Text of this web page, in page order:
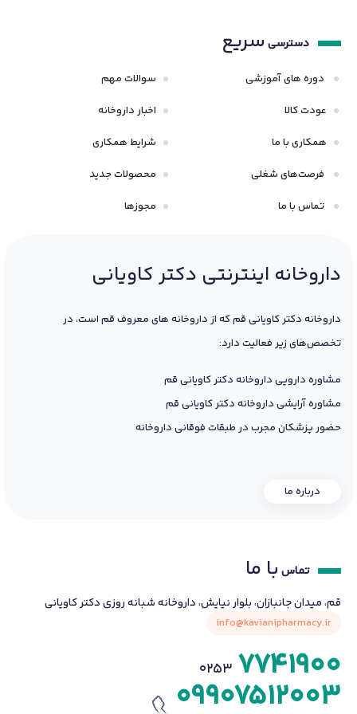
دسترسی سریع
دوره های آموزشی
عودت کالا
همکاری با ما
فرصت‌های شغلی
تماس با ما
سوالات مهم
اخبار داروخانه
شرایط همکاری
محصولات جدید
مجوزها
داروخانه اینترنتی دکتر کاویانی
داروخانه دکتر کاویانی قم که از داروخانه های معروف قم است، در
تخصص‌های زیر فعالیت دارد:
مشاوره دارویی داروخانه دکتر کاویانی قم
مشاوره آرایشی داروخانه دکتر کاویانی قم
حضور پزشکان مجرب در طبقات فوقانی داروخانه
درباره ما
تماس با ما
قم، میدان جانبازان، بلوار نیایش، داروخانه شبانه روزی دکتر کاویانی
info@kavianipharmacy.ir
0253 7741900
09907512003